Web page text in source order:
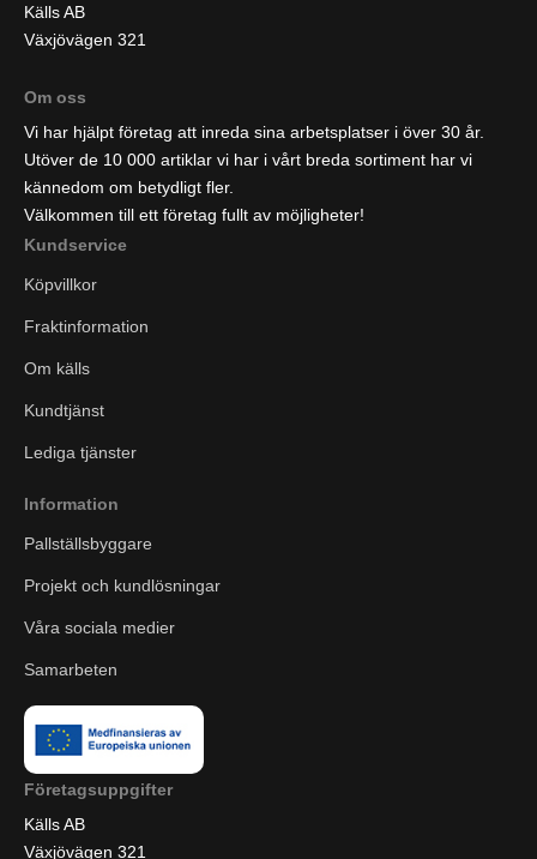
Källs AB
Växjövägen 321
Om oss
Vi har hjälpt företag att inreda sina arbetsplatser i över 30 år.
Utöver de 10 000 artiklar vi har i vårt breda sortiment har vi
kännedom om betydligt fler.
Välkommen till ett företag fullt av möjligheter!
Kundservice
Köpvillkor
Fraktinformation
Om källs
Kundtjänst
Lediga tjänster
Information
Pallställsbyggare
Projekt och kundlösningar
Våra sociala medier
Samarbeten
Företagsuppgifter
Källs AB
Växjövägen 321